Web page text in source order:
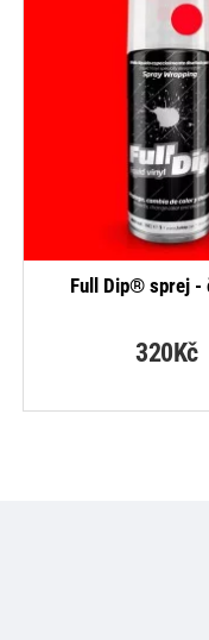
Full Dip® sprej -
320Kč